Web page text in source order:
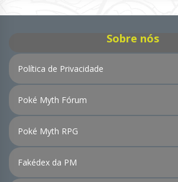
Sobre nós
Política de Privacidade
Poké Myth Fórum
Poké Myth RPG
Fakédex da PM